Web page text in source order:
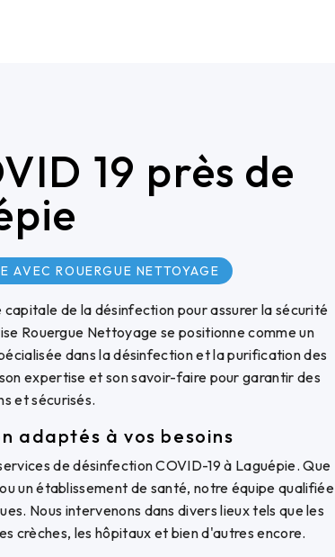
19 près de
AVEC ROUERGUE NETTOYAGE
de la désinfection pour assurer la sécurité
Rouergue Nettoyage se positionne comme un
dans la désinfection et la purification des
expertise et son savoir-faire pour garantir des
et sécurisés.
adaptés à vos besoins
de désinfection COVID-19 à Laguépie. Que
un établissement de santé, notre équipe qualifiée
Nous intervenons dans divers lieux tels que les
crèches, les hôpitaux et bien d'autres encore.